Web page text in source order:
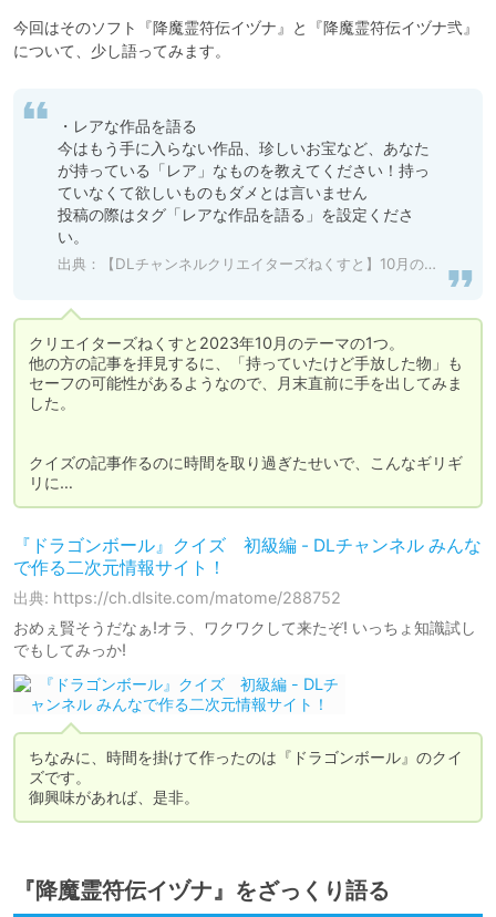
今回はそのソフト『降魔霊符伝イヅナ』と『降魔霊符伝イヅナ弐』
について、少し語ってみます。
・レアな作品を語る
今はもう手に入らない作品、珍しいお宝など、あなた
が持っている「レア」なものを教えてください！持っ
ていなくて欲しいものもダメとは言いません
投稿の際はタグ「レアな作品を語る」を設定くださ
い。
出典： 【DLチャンネルクリエイターズねくすと】10月のテーマ
クリエイターズねくすと2023年10月のテーマの1つ。
他の方の記事を拝見するに、「持っていたけど手放した物」も
セーフの可能性があるようなので、月末直前に手を出してみま
した。
クイズの記事作るのに時間を取り過ぎたせいで、こんなギリギ
リに…
『ドラゴンボール』クイズ 初級編 - DLチャンネル みんな
で作る二次元情報サイト！
出典: https://ch.dlsite.com/matome/288752
おめぇ賢そうだなぁ!オラ、ワクワクして来たぞ! いっちょ知識試し
でもしてみっか!
ちなみに、時間を掛けて作ったのは『ドラゴンボール』のクイ
ズです。
御興味があれば、是非。
『降魔霊符伝イヅナ』をざっくり語る